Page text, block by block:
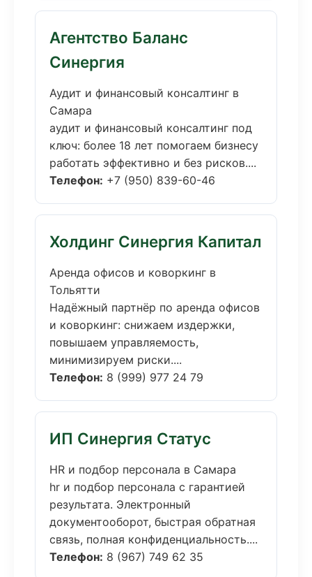
Агентство Баланс
Синергия
Аудит и финансовый консалтинг в
Самара
аудит и финансовый консалтинг под
ключ: более 18 лет помогаем бизнесу
работать эффективно и без рисков....
Телефон: +7 (950) 839-60-46
Холдинг Синергия Капитал
Аренда офисов и коворкинг в
Тольятти
Надёжный партнёр по аренда офисов
и коворкинг: снижаем издержки,
повышаем управляемость,
минимизируем риски....
Телефон: 8 (999) 977 24 79
ИП Синергия Статус
HR и подбор персонала в Самара
hr и подбор персонала с гарантией
результата. Электронный
документооборот, быстрая обратная
связь, полная конфиденциальность....
Телефон: 8 (967) 749 62 35